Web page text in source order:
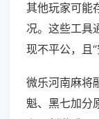
其他玩家可能
况。这些工具
现不平公，且“
微乐河南麻将
魁、黑七加分